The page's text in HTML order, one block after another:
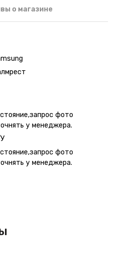
о магазине
фото
у менеджера.
фото
у менеджера.